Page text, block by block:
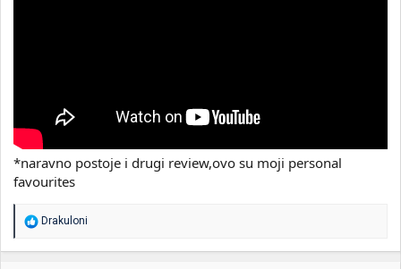
*naravno postoje i drugi review,ovo su moji personal
favourites
R
Drakuloni